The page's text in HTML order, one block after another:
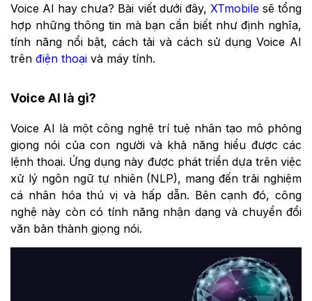
Voice AI hay chưa? Bài viết dưới đây, XTmobilesẽ tổng
hợp những thông tin mà bạn cần biết như định nghĩa,
tính năng nổi bật, cách tải và cách sử dụng Voice AI
trên điện thoại và máy tính.
Voice AI là gì?
Voice AI là một công nghệ trí tuệ nhân tạo mô phỏng
giọng nói của con người và khả năng hiểu được các
lệnh thoại. Ứng dụng này được phát triển dựa trên việc
xử lý ngôn ngữ tự nhiên (NLP), mang đến trải nghiệm
cá nhân hóa thú vị và hấp dẫn. Bên cạnh đó, công
nghệ này còn có tính năng nhận dạng và chuyển đổi
văn bản thành giọng nói.